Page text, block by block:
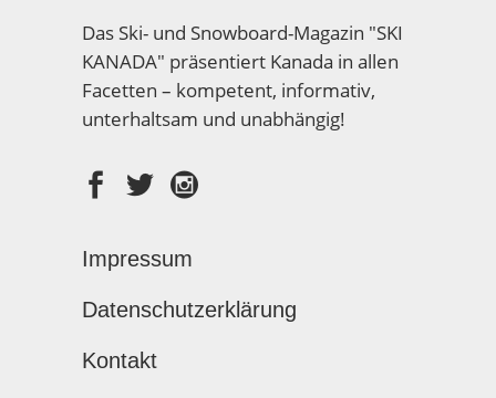
Das Ski- und Snowboard-Magazin "SKI
KANADA" präsentiert Kanada in allen
Facetten – kompetent, informativ,
unterhaltsam und unabhängig!
Impressum
Datenschutzerklärung
Kontakt